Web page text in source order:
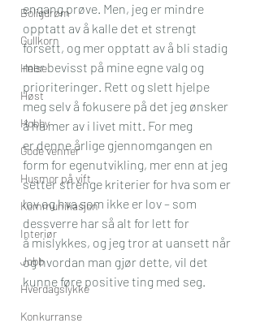
Boligdrøm
Gullkorn
Helse
Høst
Hobby
Gode venner
Husmor på vift
Kommunikasjon
Interiør
Jobb
Hverdagslykke
Konkurranse
engang prøve. Men, jeg er mindre
opptatt av å kalle det et strengt
forsett, og mer opptatt av å bli stadig
mer bevisst på mine egne valg og
prioriteringer. Rett og slett hjelpe
meg selv å fokusere på det jeg ønsker
å ha mer av i livet mitt. For meg
er denne årlige gjennomgangen en
form for egenutvikling, mer enn at jeg
setter strenge kriterier for hva som er
lov og hva som ikke er lov – som
dessverre har så alt for lett for
å mislykkes, og jeg tror at uansett når
og hvordan man gjør dette, vil det
kunne føre positive ting med seg.